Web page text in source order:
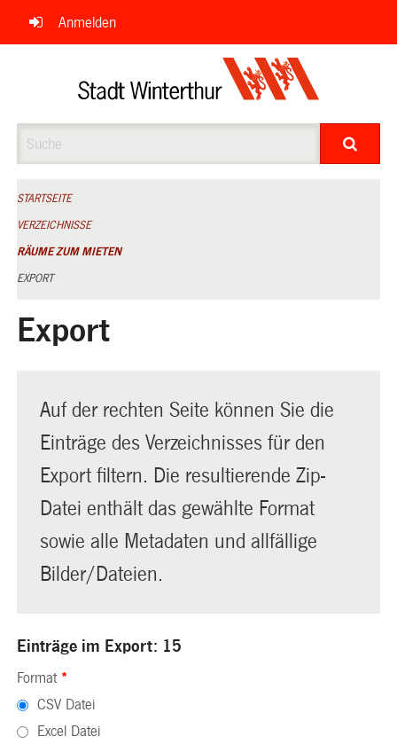
Navigation
überspringen
Anmelden
STARTSEITE
VERZEICHNISSE
RÄUME ZUM MIETEN
EXPORT
Export
Auf der rechten Seite können Sie die
Einträge des Verzeichnisses für den
Export filtern. Die resultierende Zip-
Datei enthält das gewählte Format
sowie alle Metadaten und allfällige
Bilder/Dateien.
Einträge im Export: 15
Format *
CSV Datei
Excel Datei